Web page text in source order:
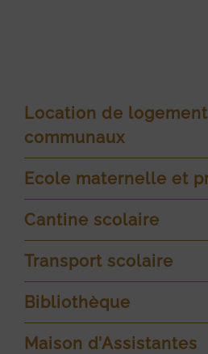
Location de
communaux
Ecole maternelle et
Cantine scolaire
Transport scolaire
Bibliothèque
Maison d’Assistantes